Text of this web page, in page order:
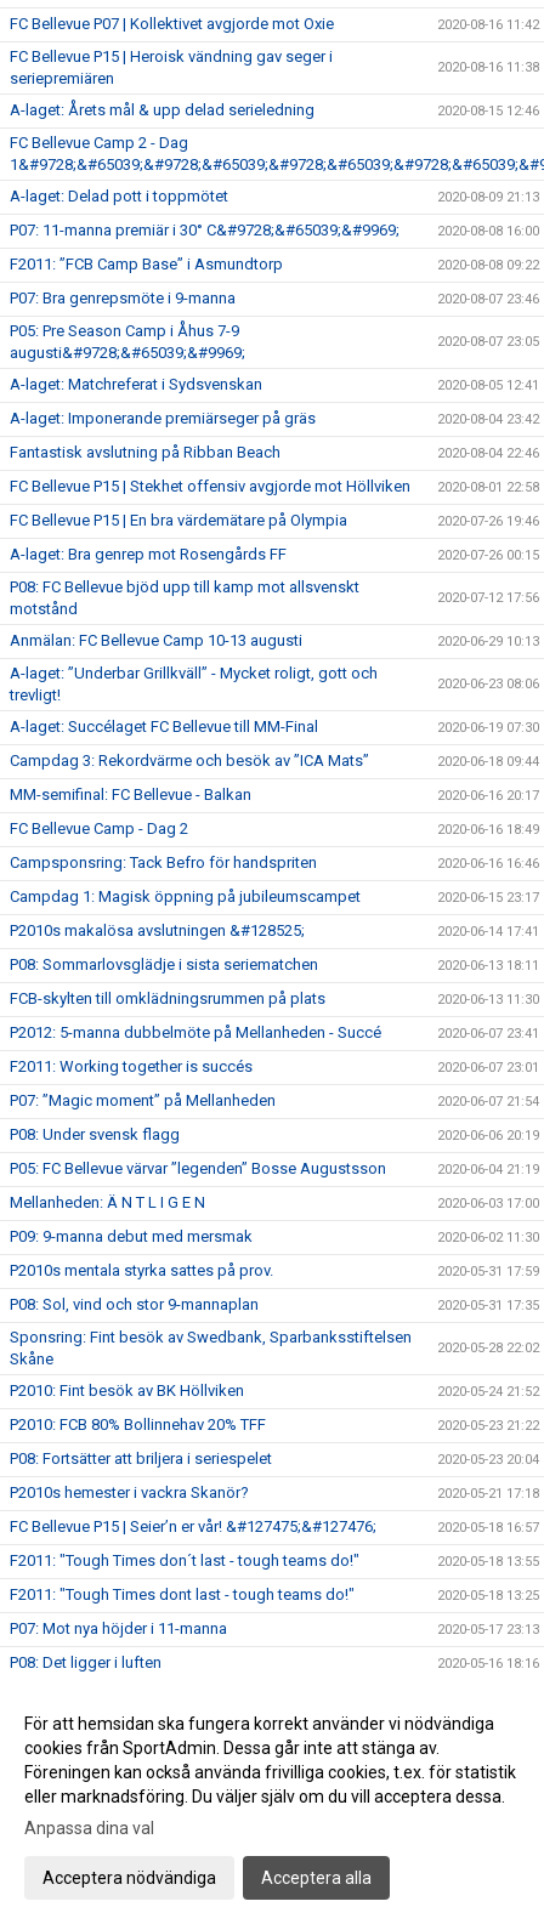
FC Bellevue P07 | Kollektivet avgjorde mot Oxie 2020-08-16 11:42
FC Bellevue P15 | Heroisk vändning gav seger i
seriepremiären
2020-08-16 11:38
A-laget: Årets mål & upp delad serieledning 2020-08-15 12:46
FC Bellevue Camp 2 - Dag
A-laget: Delad pott i toppmötet
2020-08-09 21:13
P07: 11-manna premiär i 30° C&#9728;&#65039;&#9969; 2020-08-08 16:00
F2011: ”FCB Camp Base” i Asmundtorp 2020-08-08 09:22
P07: Bra genrepsmöte i 9-manna 2020-08-07 23:46
P05: Pre Season Camp i Åhus 7-9
augusti&#9728;&#65039;&#9969;
2020-08-07 23:05
A-laget: Matchreferat i Sydsvenskan 2020-08-05 12:41
A-laget: Imponerande premiärseger på gräs 2020-08-04 23:42
Fantastisk avslutning på Ribban Beach 2020-08-04 22:46
FC Bellevue P15 | Stekhet offensiv avgjorde mot Höllviken 2020-08-01 22:58
FC Bellevue P15 | En bra värdemätare på Olympia 2020-07-26 19:46
A-laget: Bra genrep mot Rosengårds FF 2020-07-26 00:15
P08: FC Bellevue bjöd upp till kamp mot allsvenskt
motstånd
2020-07-12 17:56
Anmälan: FC Bellevue Camp 10-13 augusti 2020-06-29 10:13
A-laget: ”Underbar Grillkväll” - Mycket roligt, gott och
trevligt!
2020-06-23 08:06
A-laget: Succélaget FC Bellevue till MM-Final 2020-06-19 07:30
Campdag 3: Rekordvärme och besök av ”ICA Mats” 2020-06-18 09:44
MM-semifinal: FC Bellevue - Balkan 2020-06-16 20:17
FC Bellevue Camp - Dag 2 2020-06-16 18:49
Campsponsring: Tack Befro för handspriten 2020-06-16 16:46
Campdag 1: Magisk öppning på jubileumscampet 2020-06-15 23:17
P2010s makalösa avslutningen &#128525; 2020-06-14 17:41
P08: Sommarlovsglädje i sista seriematchen 2020-06-13 18:11
FCB-skylten till omklädningsrummen på plats 2020-06-13 11:30
P2012: 5-manna dubbelmöte på Mellanheden - Succé 2020-06-07 23:41
F2011: Working together is succés 2020-06-07 23:01
P07: ”Magic moment” på Mellanheden 2020-06-07 21:54
P08: Under svensk flagg 2020-06-06 20:19
P05: FC Bellevue värvar ”legenden” Bosse Augustsson 2020-06-04 21:19
Mellanheden: Ä N T L I G E N 2020-06-03 17:00
P09: 9-manna debut med mersmak 2020-06-02 11:30
P2010s mentala styrka sattes på prov. 2020-05-31 17:59
P08: Sol, vind och stor 9-mannaplan 2020-05-31 17:35
Sponsring: Fint besök av Swedbank, Sparbanksstiftelsen
Skåne
2020-05-28 22:02
P2010: Fint besök av BK Höllviken 2020-05-24 21:52
P2010: FCB 80% Bollinnehav 20% TFF 2020-05-23 21:22
P08: Fortsätter att briljera i seriespelet 2020-05-23 20:04
P2010s hemester i vackra Skanör? 2020-05-21 17:18
FC Bellevue P15 | Seier’n er vår! &#127475;&#127476; 2020-05-18 16:57
F2011: "Tough Times don´t last - tough teams do!" 2020-05-18 13:55
F2011: "Tough Times dont last - tough teams do!" 2020-05-18 13:25
P07: Mot nya höjder i 11-manna 2020-05-17 23:13
P08: Det ligger i luften 2020-05-16 18:16
P07: Magiskt spel mot FC Möjligheten 2020-05-10 22:13
P2010s utvecklingskurva är svårstoppad 2020-05-10 14:23
P08: Mulet trots solsken 2020-05-10 14:14
P07: ”Årets Nickmål” av Felix ”Nick”lasson
Bländande spel av Mixlaget P2011/2010
För att hemsidan ska fungera korrekt använder vi nödvändiga
cookies från SportAdmin. Dessa går inte att stänga av.
Föreningen kan också använda frivilliga cookies, t.ex. för statistik
eller marknadsföring. Du väljer själv om du vill acceptera dessa.
Anpassa dina val
Acceptera nödvändiga Acceptera alla